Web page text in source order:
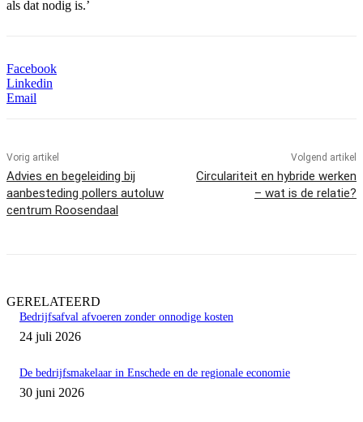
als dat nodig is.’
Facebook
Linkedin
Email
Vorig artikel
Advies en begeleiding bij
aanbesteding pollers autoluw
centrum Roosendaal
Volgend artikel
Circulariteit en hybride werken
– wat is de relatie?
GERELATEERD
Bedrijfsafval afvoeren zonder onnodige kosten
24 juli 2026
De bedrijfsmakelaar in Enschede en de regionale economie
30 juni 2026